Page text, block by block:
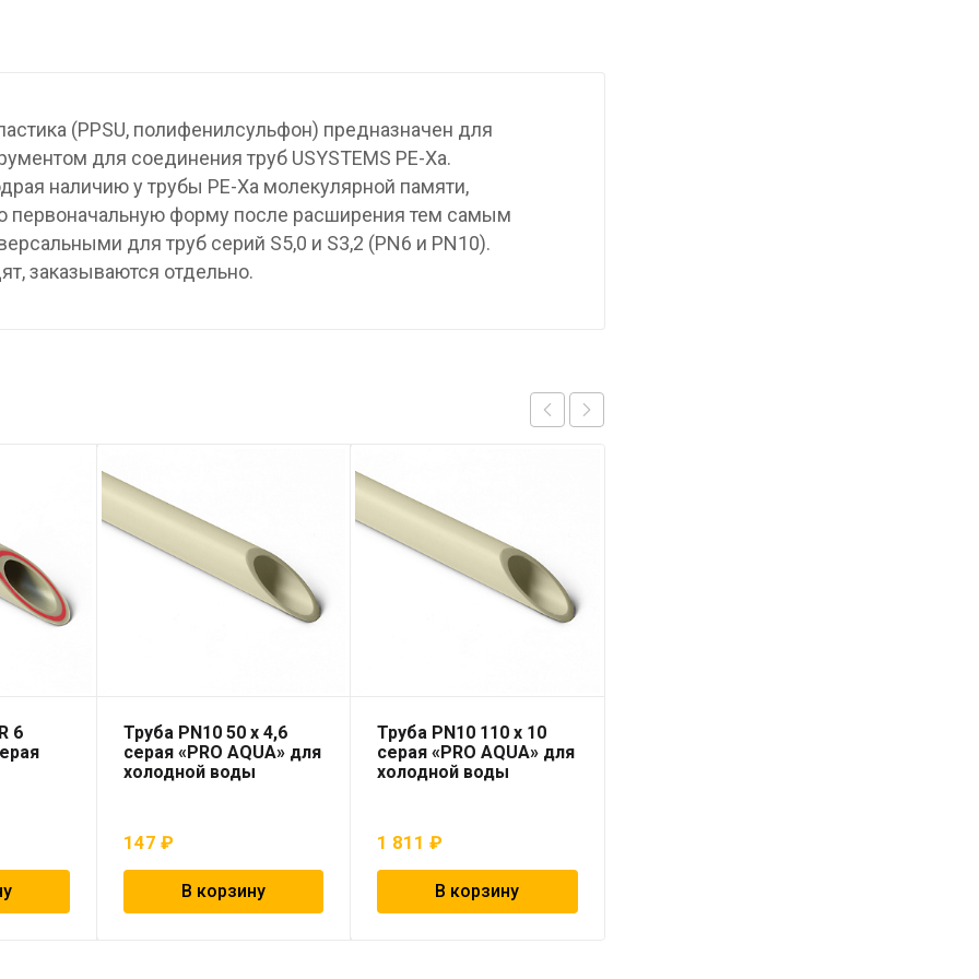
(PPSU, полифенилсульфон) предназначен для
для соединения труб USYSTEMS PE-Xa.
наличию у трубы PE-Xa молекулярной памяти,
первоначальную форму после расширения тем самым
для труб серий S5,0 и S3,2 (PN6 и PN10).
заказываются отдельно.
6
Труба PN10 50 x 4,6
серая «PRO AQUA» для
холодной воды
147₽
В корзину
Труба PN10 110 x 10
серая «PRO AQUA» для
холодной воды
1 811₽
В корзину